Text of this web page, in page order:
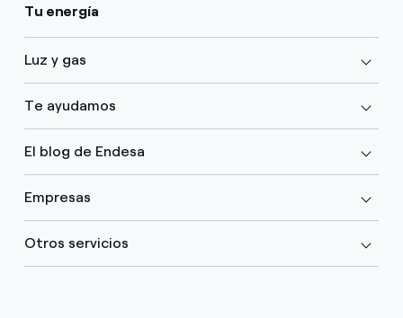
Tu energía
Luz y gas
Te ayudamos
El blog de Endesa
Empresas
Otros servicios